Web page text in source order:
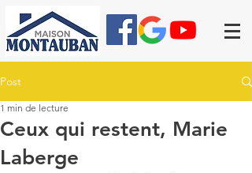
Post
Ceux qui restent, Marie
Laberge
1 min de lecture